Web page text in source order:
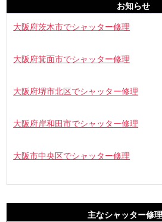
お知らせ
大阪府茨木市でシャッター修理
大阪府箕面市でシャッター修理
大阪府堺市北区でシャッター修理
大阪府岸和田市でシャッター修理
大阪市中央区でシャッター修理
主なシャッター修